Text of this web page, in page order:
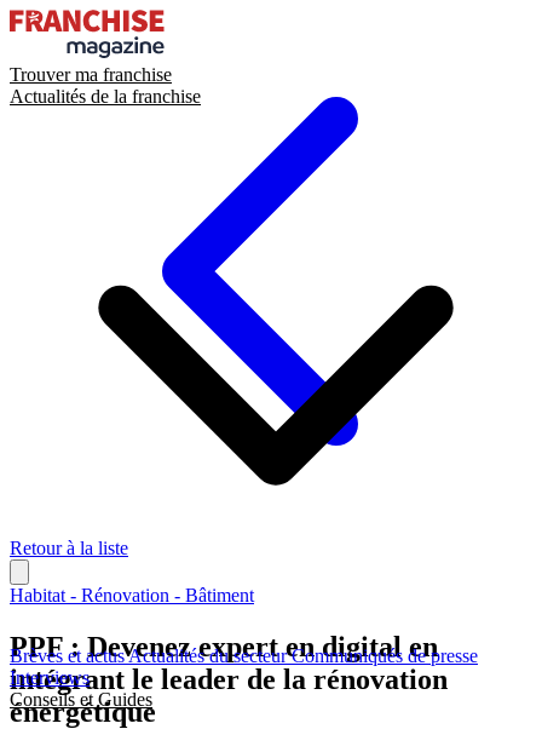
Trouver ma franchise
Actualités de la franchise
Brèves et actusActualités du secteurCommuniqués de presse
Interviews
Conseils et Guides
Retour à la liste
Habitat - Rénovation - Bâtiment
PPF : Devenez expert en digital en
intégrant le leader de la rénovation
énergétique